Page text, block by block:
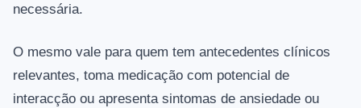
necessária.
O mesmo vale para quem tem antecedentes clínicos
relevantes, toma medicação com potencial de
interacção ou apresenta sintomas de ansiedade ou